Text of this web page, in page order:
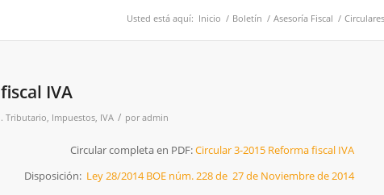
Usted está aquí: Inicio / Boletín / Asesoría Fiscal /
IVA
Tributario, Impuestos, IVA / poradmin
Circular completa en PDF:Circular 3-2015 Reforma fiscal IVA
Disposición: Ley 28/2014 BOE núm. 228 de 27 de Noviembre de 2014